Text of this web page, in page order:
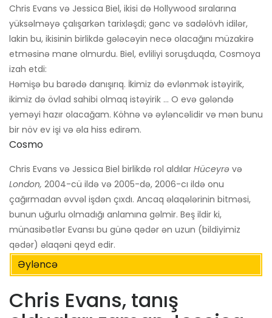
Chris Evans və Jessica Biel, ikisi də Hollywood sıralarına
yüksəlməyə çalışarkən tarixləşdi; gənc və sadəlövh idilər,
lakin bu, ikisinin birlikdə gələcəyin necə olacağını müzakirə
etməsinə mane olmurdu. Biel, evliliyi soruşduqda, Cosmoya
izah etdi:
Həmişə bu barədə danışırıq. İkimiz də evlənmək istəyirik,
ikimiz də övlad sahibi olmaq istəyirik ... O evə gələndə
yeməyi hazır olacağam. Köhnə və əyləncəlidir və mən bunu
bir növ ev işi və əla hiss edirəm.
Cosmo
Chris Evans və Jessica Biel birlikdə rol aldılar Hüceyrə və
London, 2004-cü ildə və 2005-də, 2006-cı ildə onu
çağırmadan əvvəl işdən çıxdı. Ancaq əlaqələrinin bitməsi,
bunun uğurlu olmadığı anlamına gəlmir. Beş ildir ki,
münasibətlər Evansı bu günə qədər ən uzun (bildiyimiz
qədər) əlaqəni qeyd edir.
Əyləncə
Chris Evans, tanış